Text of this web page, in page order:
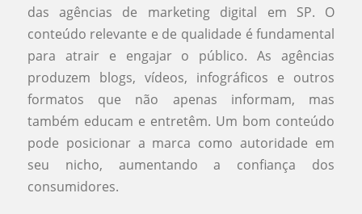
das agências de marketing digital em SP. O
conteúdo relevante e de qualidade é fundamental
para atrair e engajar o público. As agências
produzem blogs, vídeos, infográficos e outros
formatos que não apenas informam, mas
também educam e entretêm. Um bom conteúdo
pode posicionar a marca como autoridade em
seu nicho, aumentando a confiança dos
consumidores.